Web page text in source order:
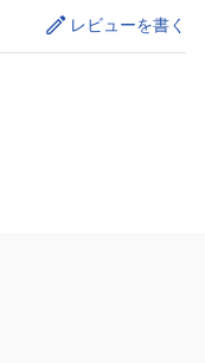
レビューを書く